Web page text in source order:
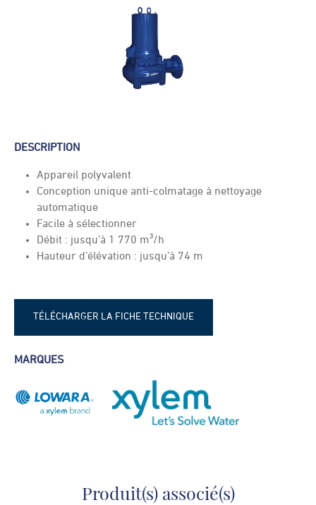
DESCRIPTION
Appareil polyvalent
Conception unique anti-colmatage à nettoyage
automatique
Facile à sélectionner
Débit : jusqu’à 1 770 m³/h
Hauteur d’élévation : jusqu’à 74 m
TÉLÉCHARGER LA FICHE TECHNIQUE
MARQUES
Produit(s) associé(s)